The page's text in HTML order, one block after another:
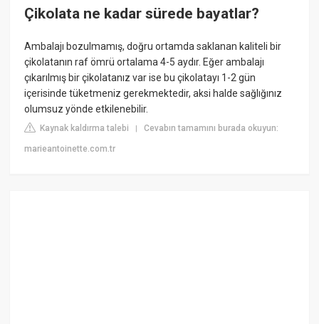
Çikolata ne kadar sürede bayatlar?
Ambalajı bozulmamış, doğru ortamda saklanan kaliteli bir
çikolatanın raf ömrü ortalama 4-5 aydır. Eğer ambalajı
çıkarılmış bir çikolatanız var ise bu çikolatayı 1-2 gün
içerisinde tüketmeniz gerekmektedir, aksi halde sağlığınız
olumsuz yönde etkilenebilir.
Kaynak kaldırma talebi |Cevabın tamamını burada okuyun:
marieantoinette.com.tr